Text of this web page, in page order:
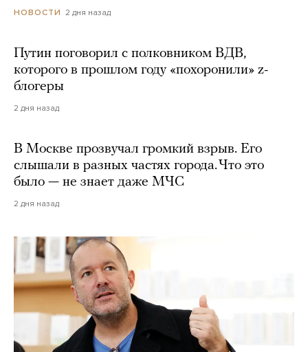
НОВОСТИ 2 дня назад
Путин поговорил с полковником ВДВ,
которого в прошлом году «похоронили» z-
блогеры
2 дня назад
В Москве прозвучал громкий взрыв. Его
слышали в разных частях города. Что это
было — не знает даже МЧС
2 дня назад